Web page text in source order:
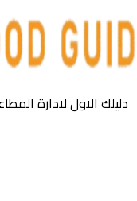
دليلك الاول لادارة المطاعم